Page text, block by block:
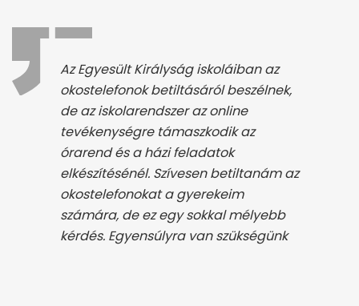
Az Egyesült Királyság iskoláiban az
okostelefonok betiltásáról beszélnek,
de az iskolarendszer az online
tevékenységre támaszkodik az
órarend és a házi feladatok
elkészítésénél. Szívesen betiltanám az
okostelefonokat a gyerekeim
számára, de ez egy sokkal mélyebb
kérdés. Egyensúlyra van szükségünk